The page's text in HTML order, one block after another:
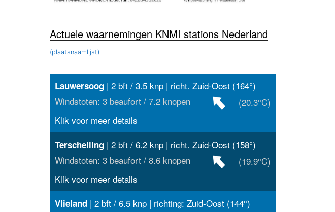
Actuele waarnemingen KNMI stations Nederland
(plaatsnaamlijst)
Lauwersoog| 2 bft / 3.5 knp | richt. Zuid-Oost (164°)
Windstoten: 3 beaufort / 7.2 knopen
(20.3°C)
Klik voor meer details
Terschelling| 2 bft / 6.2 knp | richt. Zuid-Oost (158°)
Windstoten: 3 beaufort / 8.6 knopen
(19.9°C)
Klik voor meer details
Vlieland| 2 bft / 6.5 knp | richting: Zuid-Oost (144°)